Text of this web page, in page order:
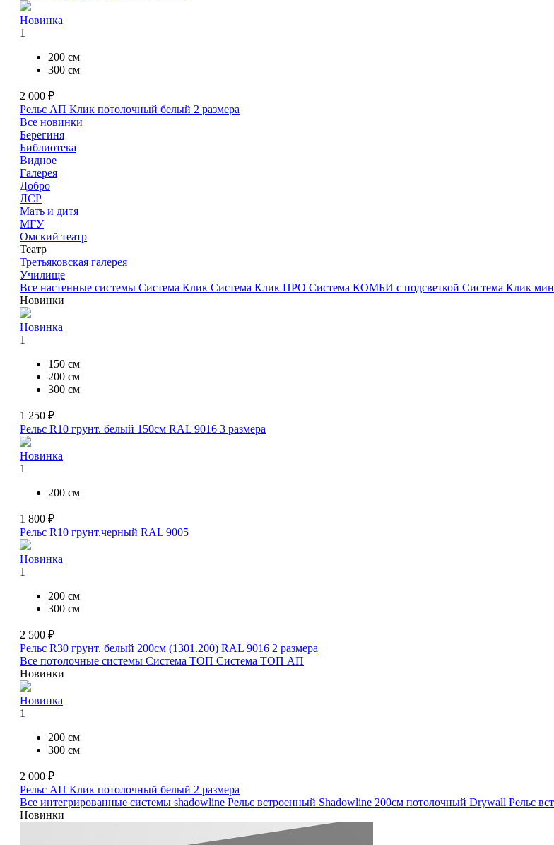
Новинка
1
200 см
300 см
2 000 ₽
Рельс АП Клик потолочный белый 2 размера
Все новинки
Берегиня
Библиотека
Видное
Галерея
Добро
ЛСР
Мать и дитя
МГУ
Омский театр
Театр
Третьяковская галерея
Училище
Все настенные системы Система Клик Система Клик ПРО Система КОМБИ с подсветкой Система Клик
Новинки
Новинка
1
150 см
200 см
300 см
1 250 ₽
Рельс R10 грунт. белый 150см RAL 9016 3 размера
Новинка
1
200 см
1 800 ₽
Рельс R10 грунт.черный RAL 9005
Новинка
1
200 см
300 см
2 500 ₽
Рельс R30 грунт. белый 200см (1301.200) RAL 9016 2 размера
Все потолочные системы Система ТОП Система ТОП АП
Новинки
Новинка
1
200 см
300 см
2 000 ₽
Рельс АП Клик потолочный белый 2 размера
Все интегрированные системы shadowline Рельс встроенный Shadowline 200см потолочный Drywall Рельс
Новинки